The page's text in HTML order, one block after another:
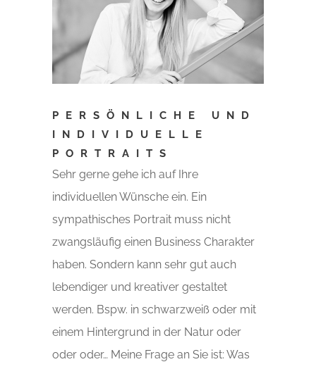
PERSÖNLICHE UND
INDIVIDUELLE
PORTRAITS
Sehr gerne gehe ich auf Ihre
individuellen Wünsche ein. Ein
sympathisches Portrait muss nicht
zwangsläufig einen Business Charakter
haben. Sondern kann sehr gut auch
lebendiger und kreativer gestaltet
werden. Bspw. in schwarzweiß oder mit
einem Hintergrund in der Natur oder
oder oder… Meine Frage an Sie ist: Was